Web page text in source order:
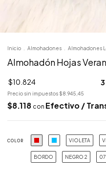
Inicio Almohadones Almohadones
Almohadón Hojas
$10.824 3
Precio sin impuestos $8.945,45
$8.118 con Efectivo /
COLOR VIOLETA
BORDO NEGRO 2 07